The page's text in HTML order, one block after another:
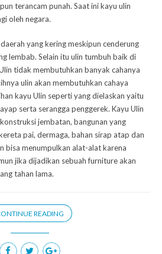
terancam punah. Saat ini kayu ulin
oleh negara.
yang kering meskipun cenderung
lembab. Selain itu ulin tumbuh baik di
tidak membutuhkan banyak cahanya
ulin akan membutuhkan cahaya
kayu Ulin seperti yang dielaskan yaitu
serta serangga penggerek. Kayu Ulin
jembatan, bangunan yang
pai, dermaga, bahan sirap atap dan
bisa menumpulkan alat-alat karena
jika dijadikan sebuah furniture akan
tahan lama.
READING